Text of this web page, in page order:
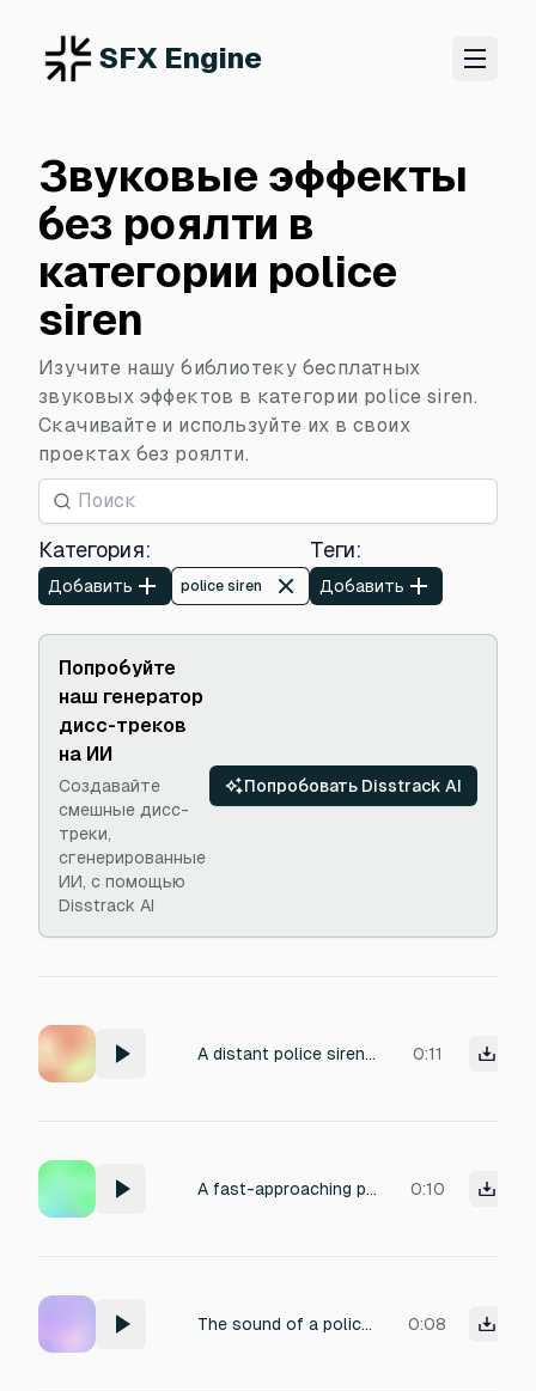
SFX Engine
Звуковые эффекты
без роялти в
категории police
siren
Изучите нашу библиотеку бесплатных
звуковых эффектов в категории police siren.
Скачивайте и используйте их в своих
проектах без роялти.
Категория:
Добавить police siren
Теги:
Добавить
Попробуйте
наш генератор
дисс-треков
на ИИ
Создавайте
смешные дисс-
треки,
сгенерированные
ИИ, с помощью
Disstrack AI
Попробовать Disstrack AI
A distant police siren echoing through the city streets. 0:11
A fast-approaching police siren followed by a sudden stop. 0:10
The sound of a police siren wailing in the distance. 0:08